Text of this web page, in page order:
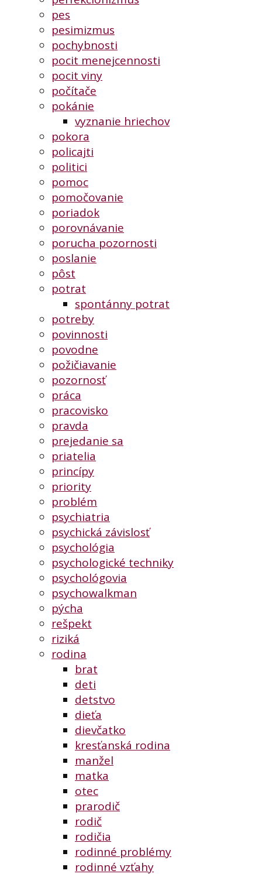
pes
pesimizmus
pochybnosti
pocit menejcennosti
pocit viny
počítače
pokánie
vyznanie hriechov
pokora
policajti
politici
pomoc
pomočovanie
poriadok
porovnávanie
porucha pozornosti
poslanie
pôst
potrat
spontánny potrat
potreby
povinnosti
povodne
požičiavanie
pozornosť
práca
pracovisko
pravda
prejedanie sa
priatelia
princípy
priority
problém
psychiatria
psychická závislosť
psychológia
psychologické techniky
psychológovia
psychowalkman
pýcha
rešpekt
riziká
rodina
brat
deti
detstvo
dieťa
dievčatko
kresťanská rodina
manžel
matka
otec
prarodič
rodič
rodičia
rodinné problémy
rodinné vzťahy